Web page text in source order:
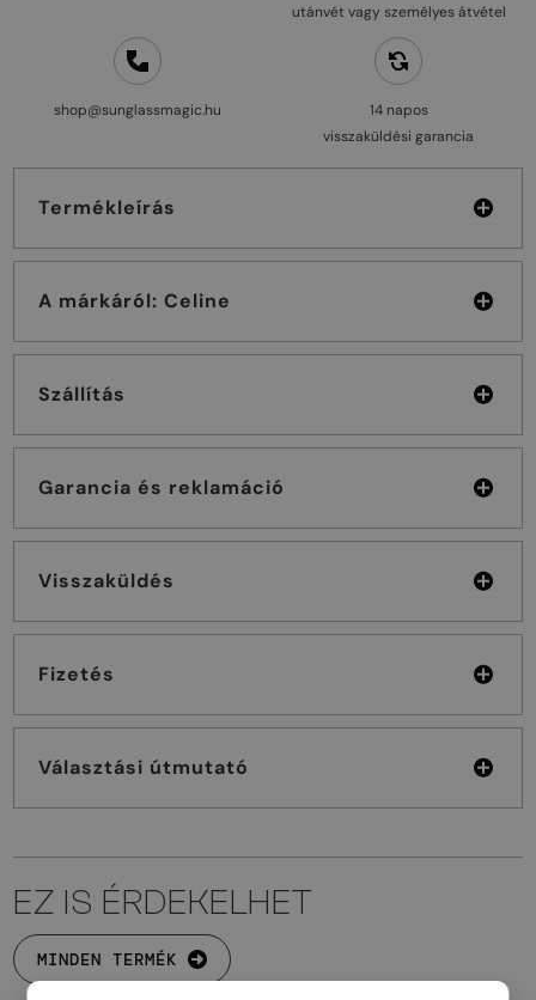
utánvét vagy személyes átvétel
shop@sunglassmagic.hu
14 napos
visszaküldési garancia
Termékleírás
A márkáról: Celine
Szállítás
Garancia és reklamáció
Visszaküldés
Fizetés
Választási útmutató
EZ IS ÉRDEKELHET
MINDEN TERMÉK